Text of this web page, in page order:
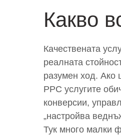
Какво
Качествената
реалната
разумен ход. Ако
PPC услугите
конверсии,
„настройва
Тук много малки